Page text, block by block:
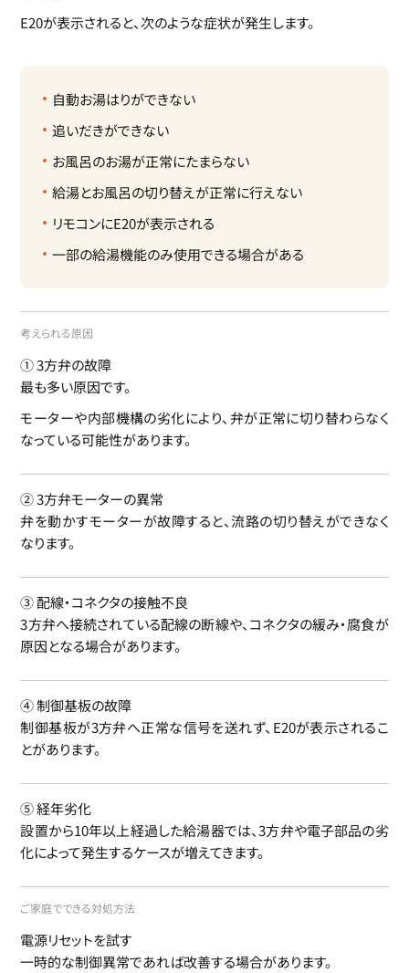
E20が表示されると、次のような症状が発生します。
自動お湯はりができない
追いだきができない
お風呂のお湯が正常にたまらない
給湯とお風呂の切り替えが正常に行えない
リモコンにE20が表示される
一部の給湯機能のみ使用できる場合がある
考えられる原因
① 3方弁の故障
最も多い原因です。
モーターや内部機構の劣化により、弁が正常に切り替わらなく
なっている可能性があります。
② 3方弁モーターの異常
弁を動かすモーターが故障すると、流路の切り替えができなく
なります。
③ 配線・コネクタの接触不良
3方弁へ接続されている配線の断線や、コネクタの緩み・腐食が
原因となる場合があります。
④ 制御基板の故障
制御基板が3方弁へ正常な信号を送れず、E20が表示されるこ
とがあります。
⑤ 経年劣化
設置から10年以上経過した給湯器では、3方弁や電子部品の劣
化によって発生するケースが増えてきます。
ご家庭でできる対処方法
電源リセットを試す
一時的な制御異常であれば改善する場合があります。